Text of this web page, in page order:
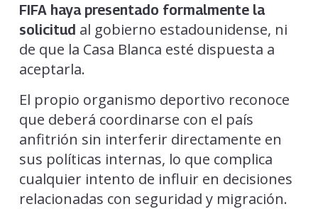
FIFA haya presentado formalmente la
solicitud al gobierno estadounidense, ni
de que la Casa Blanca esté dispuesta a
aceptarla.
El propio organismo deportivo reconoce
que deberá coordinarse con el país
anfitrión sin interferir directamente en
sus políticas internas, lo que complica
cualquier intento de influir en decisiones
relacionadas con seguridad y migración.